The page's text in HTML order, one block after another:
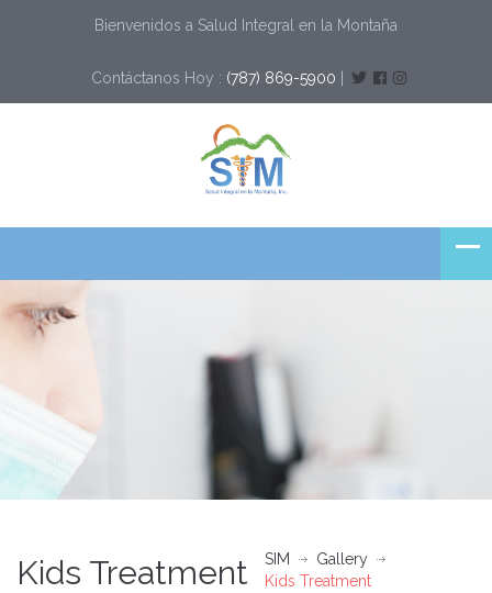
Bienvenidos a Salud Integral en la Montaña
Contáctanos Hoy : (787) 869-5900
Kids Treatment SIM
Gallery
Kids Treatment